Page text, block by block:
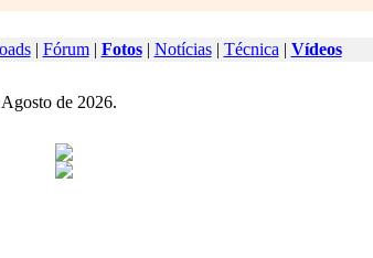
| Fórum| Fotos| Notícias| Técnica | Vídeos
de 2026.